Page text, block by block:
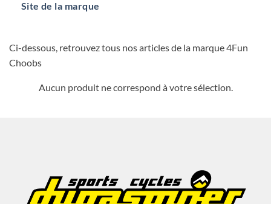
Site de la marque
Ci-dessous, retrouvez tous nos articles de la marque 4Fun
Choobs
Aucun produit ne correspond à votre sélection.